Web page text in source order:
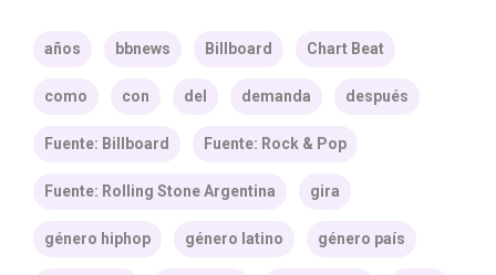
años bbnews Billboard Chart Beat
como con del demanda después
Fuente: Billboard Fuente: Rock & Pop
Fuente: Rolling Stone Argentina gira
género hiphop género latino género país